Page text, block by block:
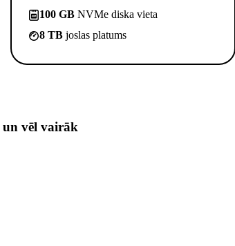
100 GB NVMe diska vieta
8 TB joslas platums
un vēl vairāk